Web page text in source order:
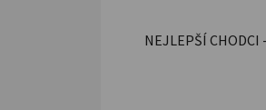
NEJLEPŠÍ CHODCI